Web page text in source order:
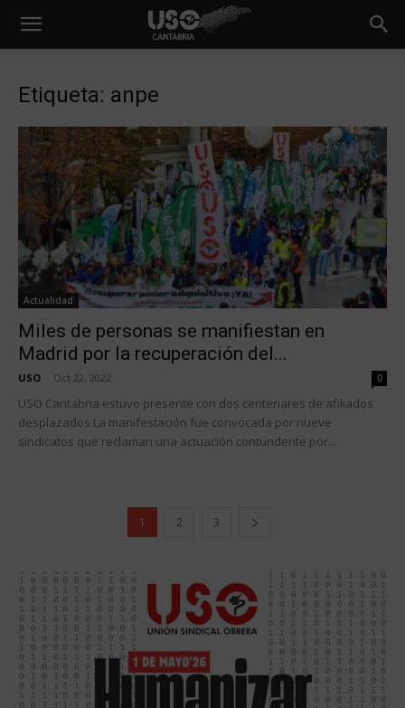
Etiqueta: anpe
Actualidad
Miles de personas se manifiestan en
Madrid por la recuperación del...
USO Oct 22, 2022 0
USO Cantabria estuvo presente con dos centenares de afiliados
desplazados La manifestación fue convocada por nueve
sindicatos que reclaman una actuación contundente por...
1 2 3